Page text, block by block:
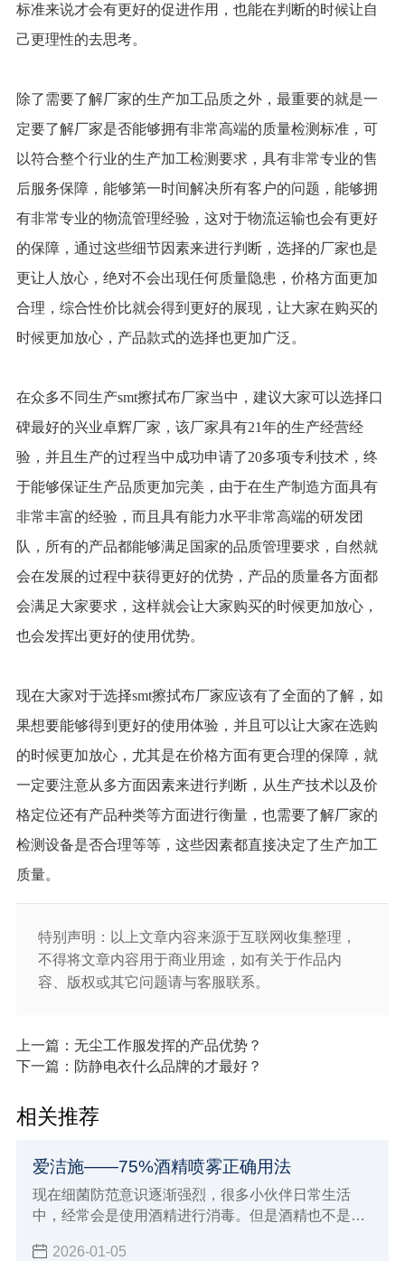
标准来说才会有更好的促进作用，也能在判断的时候让自
己更理性的去思考。
除了需要了解厂家的生产加工品质之外，最重要的就是一
定要了解厂家是否能够拥有非常高端的质量检测标准，可
以符合整个行业的生产加工检测要求，具有非常专业的售
后服务保障，能够第一时间解决所有客户的问题，能够拥
有非常专业的物流管理经验，这对于物流运输也会有更好
的保障，通过这些细节因素来进行判断，选择的厂家也是
更让人放心，绝对不会出现任何质量隐患，价格方面更加
合理，综合性价比就会得到更好的展现，让大家在购买的
时候更加放心，产品款式的选择也更加广泛。
在众多不同生产smt擦拭布厂家当中，建议大家可以选择口
碑最好的兴业卓辉厂家，该厂家具有21年的生产经营经
验，并且生产的过程当中成功申请了20多项专利技术，终
于能够保证生产品质更加完美，由于在生产制造方面具有
非常丰富的经验，而且具有能力水平非常高端的研发团
队，所有的产品都能够满足国家的品质管理要求，自然就
会在发展的过程中获得更好的优势，产品的质量各方面都
会满足大家要求，这样就会让大家购买的时候更加放心，
也会发挥出更好的使用优势。
现在大家对于选择smt擦拭布厂家应该有了全面的了解，如
果想要能够得到更好的使用体验，并且可以让大家在选购
的时候更加放心，尤其是在价格方面有更合理的保障，就
一定要注意从多方面因素来进行判断，从生产技术以及价
格定位还有产品种类等方面进行衡量，也需要了解厂家的
检测设备是否合理等等，这些因素都直接决定了生产加工
质量。
特别声明：以上文章内容来源于互联网收集整理，
不得将文章内容用于商业用途，如有关于作品内
容、版权或其它问题请与客服联系。
上一篇：无尘工作服发挥的产品优势？
下一篇：防静电衣什么品牌的才最好？
相关推荐
爱洁施——75%酒精喷雾正确用法
现在细菌防范意识逐渐强烈，很多小伙伴日常生活
中，经常会是使用酒精进行消毒。但是酒精也不是随
喷雾正确用，了解正确的使用领域，也可以对照一下
2026-01-05